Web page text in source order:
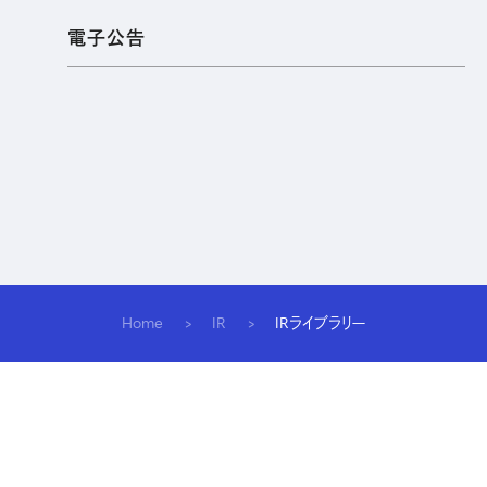
電子公告
Home IR IRライブラリー